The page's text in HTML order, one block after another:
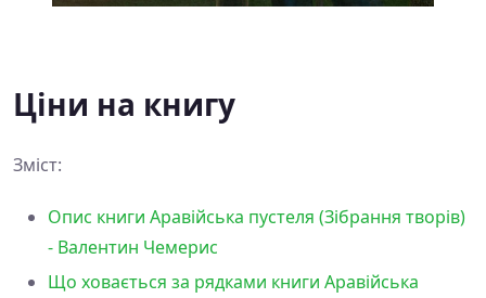
Ціни на книгу
Зміст:
Опис книги Аравійська пустеля (Зібрання творів)
- Валентин Чемерис
Що ховається за рядками книги Аравійська